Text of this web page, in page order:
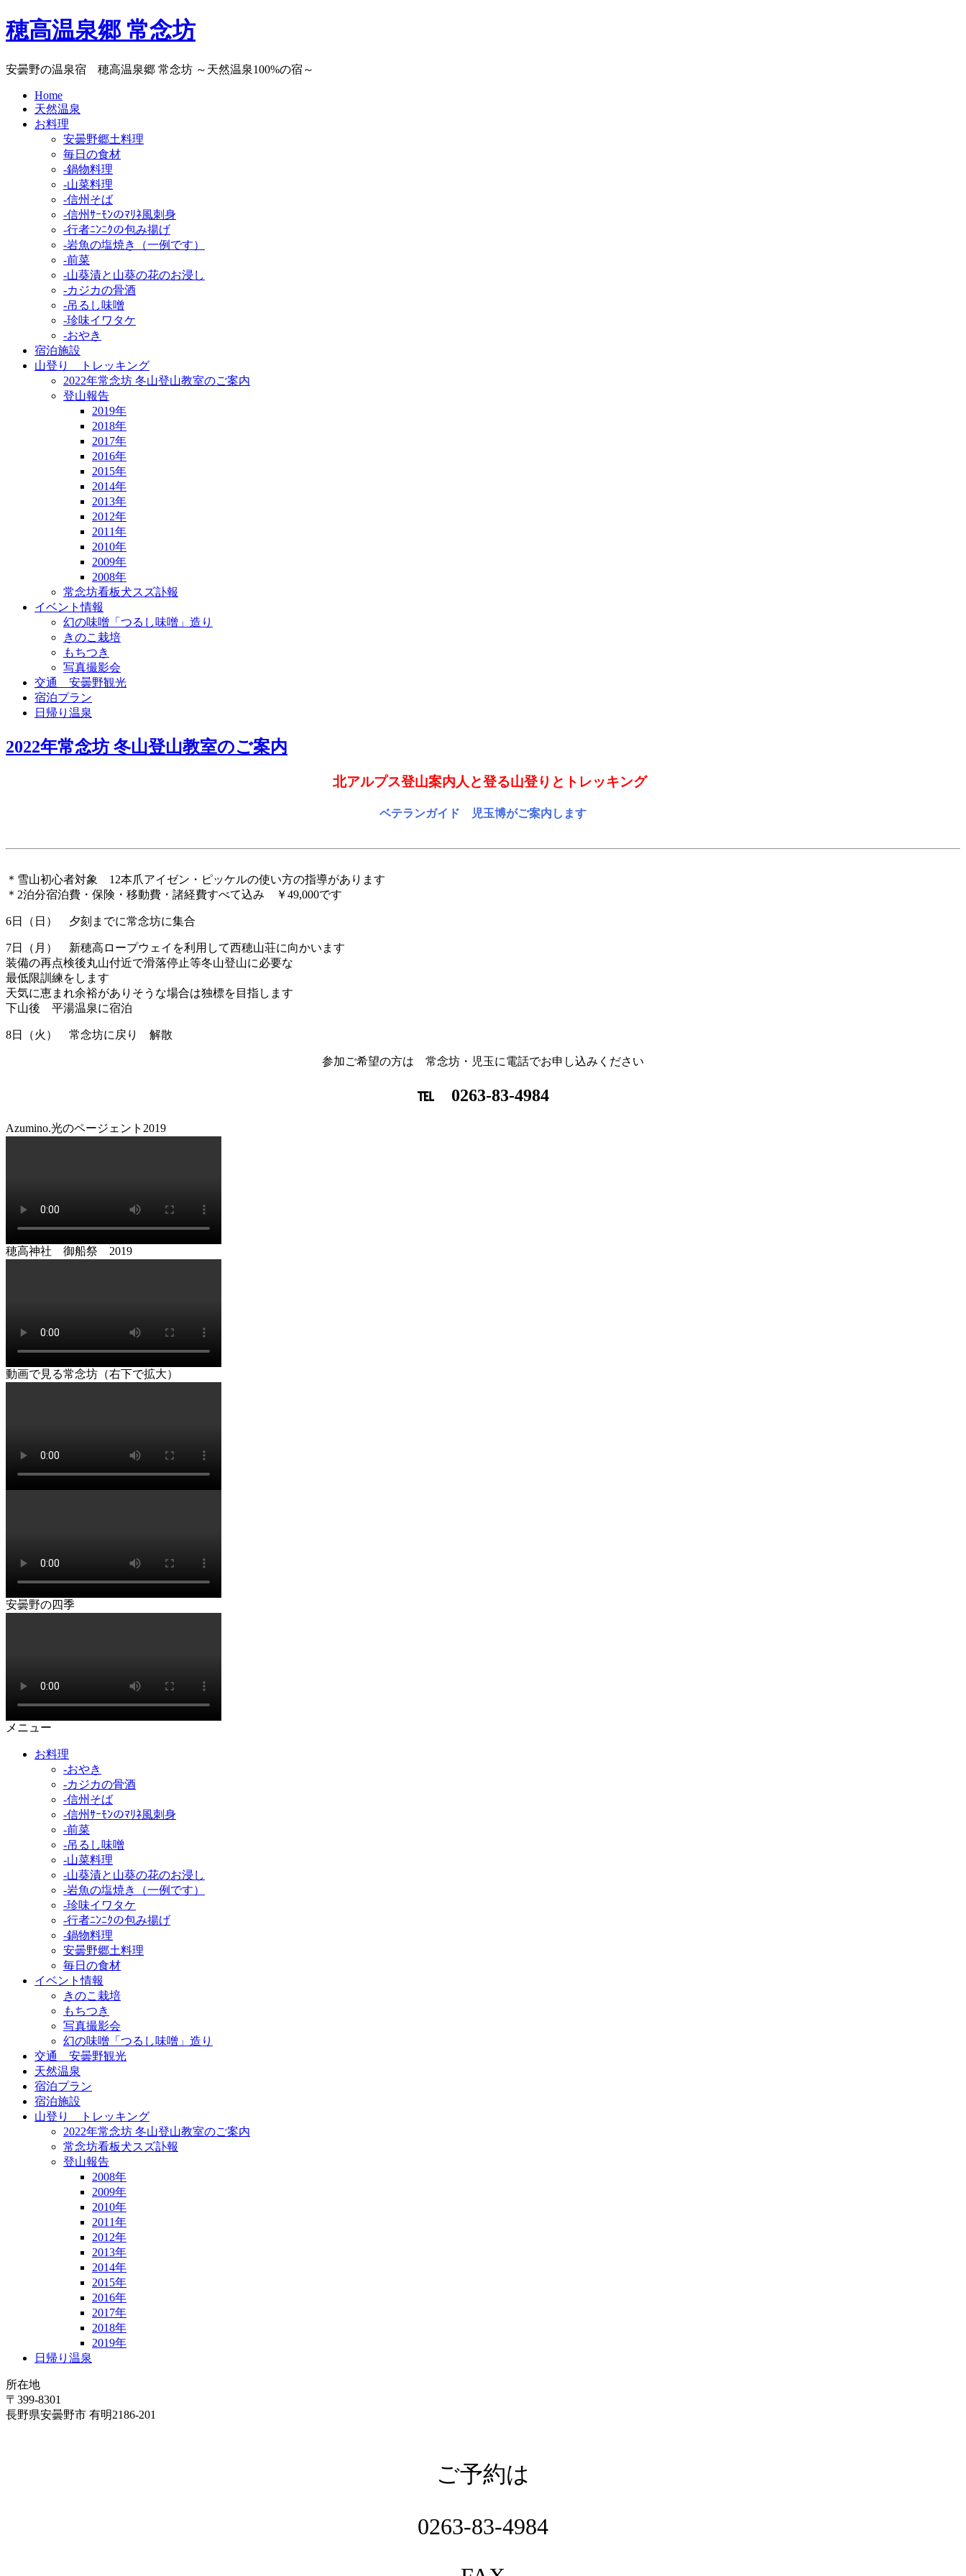
穂高温泉郷 常念坊
安曇野の温泉宿 穂高温泉郷 常念坊 ～天然温泉100%の宿～
Home
天然温泉
お料理
安曇野郷土料理
毎日の食材
-鍋物料理
-山菜料理
-信州そば
-信州ｻｰﾓﾝのﾏﾘﾈ風刺身
-行者ﾆﾝﾆｸの包み揚げ
-岩魚の塩焼き（一例です）
-前菜
-山葵漬と山葵の花のお浸し
-カジカの骨酒
-吊るし味噌
-珍味イワタケ
-おやき
宿泊施設
山登り トレッキング
2022年常念坊 冬山登山教室のご案内
登山報告
2019年
2018年
2017年
2016年
2015年
2014年
2013年
2012年
2011年
2010年
2009年
2008年
常念坊看板犬スズ訃報
イベント情報
幻の味噌「つるし味噌」造り
きのこ栽培
もちつき
写真撮影会
交通 安曇野観光
宿泊プラン
日帰り温泉
2022年常念坊 冬山登山教室のご案内
北アルプス登山案内人と登る山登りとトレッキング
ベテランガイド 児玉博がご案内します
＊雪山初心者対象 12本爪アイゼン・ピッケルの使い方の指導があります
＊2泊分宿泊費・保険・移動費・諸経費すべて込み ￥49,000です
6日（日） 夕刻までに常念坊に集合
7日（月） 新穂高ロープウェイを利用して西穂山荘に向かいます
装備の再点検後丸山付近で滑落停止等冬山登山に必要な
最低限訓練をします
天気に恵まれ余裕がありそうな場合は独標を目指します
下山後 平湯温泉に宿泊
8日（火） 常念坊に戻り 解散
参加ご希望の方は 常念坊・児玉に電話でお申し込みください
℡ 0263-83-4984
Azumino.光のページェント2019
穂高神社 御船祭 2019
動画で見る常念坊（右下で拡大）
安曇野の四季
メニュー
お料理
-おやき
-カジカの骨酒
-信州そば
-信州ｻｰﾓﾝのﾏﾘﾈ風刺身
-前菜
-吊るし味噌
-山菜料理
-山葵漬と山葵の花のお浸し
-岩魚の塩焼き（一例です）
-珍味イワタケ
-行者ﾆﾝﾆｸの包み揚げ
-鍋物料理
安曇野郷土料理
毎日の食材
イベント情報
きのこ栽培
もちつき
写真撮影会
幻の味噌「つるし味噌」造り
交通 安曇野観光
天然温泉
宿泊プラン
宿泊施設
山登り トレッキング
2022年常念坊 冬山登山教室のご案内
常念坊看板犬スズ訃報
登山報告
2008年
2009年
2010年
2011年
2012年
2013年
2014年
2015年
2016年
2017年
2018年
2019年
日帰り温泉
所在地
〒399-8301
長野県安曇野市 有明2186-201
ご予約は
0263-83-4984